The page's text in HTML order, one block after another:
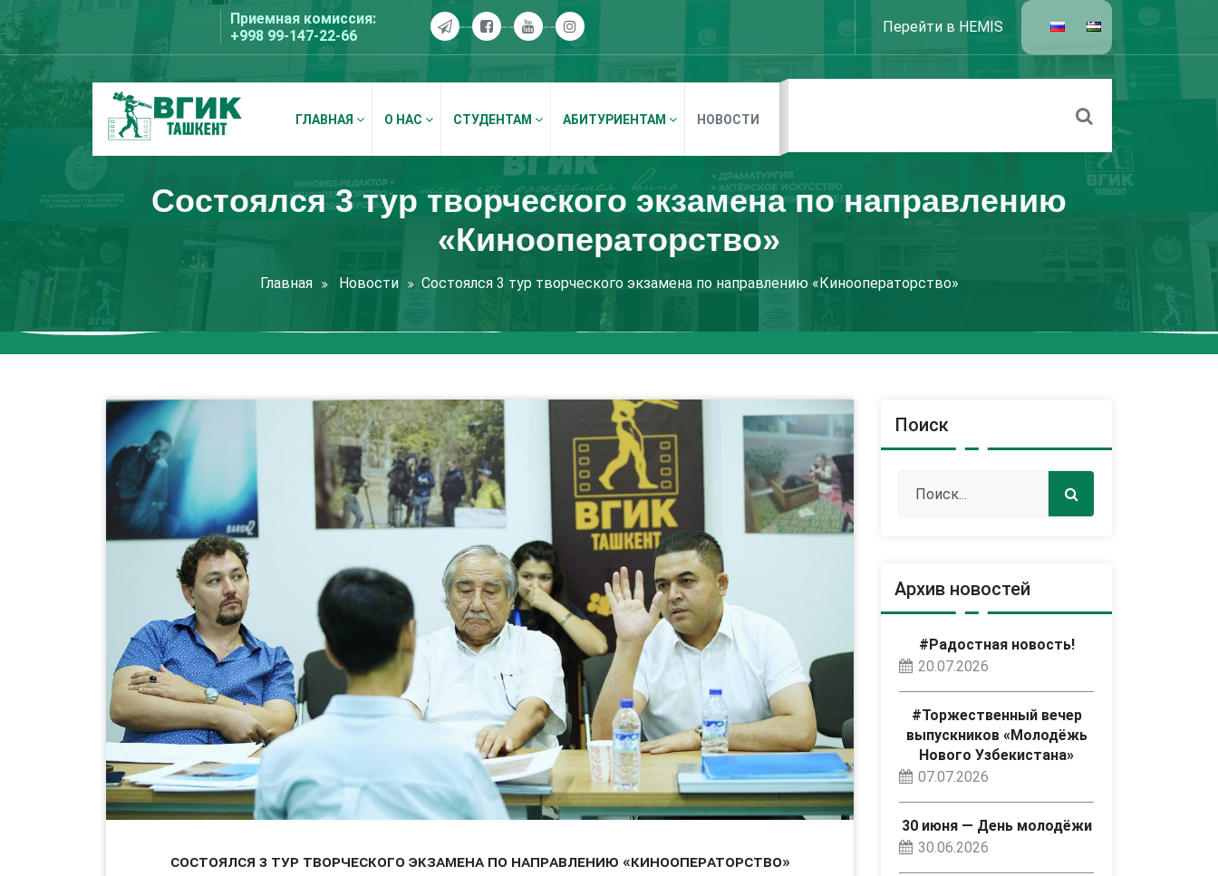
Перейти
к
содержимому
Приемная комиссия:
+998 99-147-22-66
Перейти в HEMIS
ВГИК Ташкент
ГЛАВНАЯ О НАС СТУДЕНТАМ АБИТУРИЕНТАМ НОВОСТИ
Состоялся 3 тур творческого экзамена по направлению
«Кинооператорство»
Главная Новости Состоялся 3 тур творческого экзамена по направлению «Кинооператорство»
Состоялся 3 тур творческого экзамена по направлению «Кинооператорство»
Поиск
Архив новостей
#Радостная новость!
20.07.2026
#Торжественный вечер
выпускников «Молодёжь
Нового Узбекистана»
07.07.2026
30 июня — День молодёжи
30.06.2026